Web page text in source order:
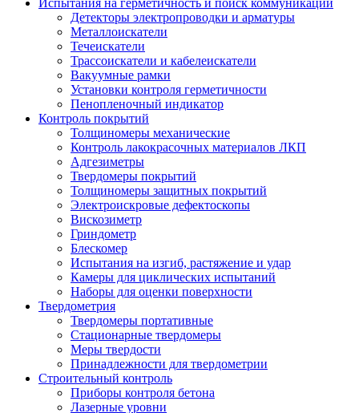
Испытания на герметичность и поиск коммуникаций
Детекторы электропроводки и арматуры
Металлоискатели
Течеискатели
Трассоискатели и кабелеискатели
Вакуумные рамки
Установки контроля герметичности
Пенопленочный индикатор
Контроль покрытий
Толщиномеры механические
Контроль лакокрасочных материалов ЛКП
Адгезиметры
Твердомеры покрытий
Толщиномеры защитных покрытий
Электроискровые дефектоскопы
Вискозиметр
Гриндометр
Блескомер
Испытания на изгиб, растяжение и удар
Камеры для циклических испытаний
Наборы для оценки поверхности
Твердометрия
Твердомеры портативные
Стационарные твердомеры
Меры твердости
Принадлежности для твердометрии
Строительный контроль
Приборы контроля бетона
Лазерные уровни